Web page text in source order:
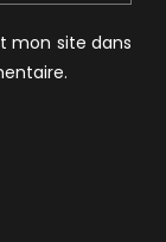
mon site dans